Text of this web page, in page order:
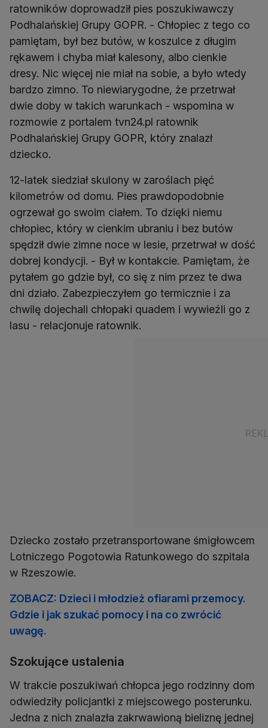
ratowników doprowadził pies poszukiwawczy
Podhalańskiej Grupy GOPR. - Chłopiec z tego co
pamiętam, był bez butów, w koszulce z długim
rękawem i chyba miał kalesony, albo cienkie
dresy. Nic więcej nie miał na sobie, a było wtedy
bardzo zimno. To niewiarygodne, że przetrwał
dwie doby w takich warunkach - wspomina w
rozmowie z portalem tvn24.pl ratownik
Podhalańskiej Grupy GOPR, który znalazł
dziecko.
12-latek siedział skulony w zaroślach pięć
kilometrów od domu. Pies prawdopodobnie
ogrzewał go swoim ciałem. To dzięki niemu
chłopiec, który w cienkim ubraniu i bez butów
spędził dwie zimne noce w lesie, przetrwał w dość
dobrej kondycji. - Był w kontakcie. Pamiętam, że
pytałem go gdzie był, co się z nim przez te dwa
dni działo. Zabezpieczyłem go termicznie i za
chwilę dojechali chłopaki quadem i wywieźli go z
lasu - relacjonuje ratownik.
Dziecko zostało przetransportowane śmigłowcem
Lotniczego Pogotowia Ratunkowego do szpitala
w Rzeszowie.
ZOBACZ: Dzieci i młodzież ofiarami przemocy.
Gdzie i jak szukać pomocy i na co zwrócić
uwagę.
Szokujące ustalenia
W trakcie poszukiwań chłopca jego rodzinny dom
odwiedziły policjantki z miejscowego posterunku.
Jedna z nich znalazła zakrwawioną bieliznę jednej